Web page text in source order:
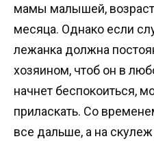
мамы малышей,
месяца. Однако если
лежанка должна
хозяином, чтоб он в
начнет беспокоиться,
приласкать. Со
все дальше, а на